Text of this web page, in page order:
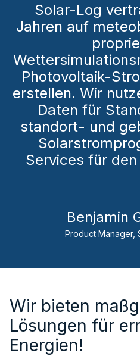
Solar-Log
Jahren auf
Photovoltaik-
erstellen. Wir
Daten für
standort- und
Services für
Benjamin
Product Manager,
Wir bieten
Lösungen für
Energien!